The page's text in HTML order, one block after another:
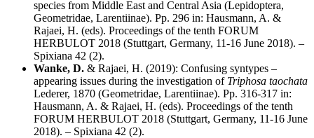
species from Middle East and Central Asia (Lepidoptera,
Geometridae, Larentiinae). Pp. 296 in: Hausmann, A. &
Rajaei, H. (eds). Proceedings of the tenth FORUM
HERBULOT 2018 (Stuttgart, Germany, 11-16 June 2018). –
Spixiana 42 (2).
Wanke, D. & Rajaei, H. (2019): Confusing syntypes –
appearing issues during the investigation of Triphosa taochata
Lederer, 1870 (Geometridae, Larentiinae). Pp. 316-317 in:
Hausmann, A. & Rajaei, H. (eds). Proceedings of the tenth
FORUM HERBULOT 2018 (Stuttgart, Germany, 11-16 June
2018). – Spixiana 42 (2).